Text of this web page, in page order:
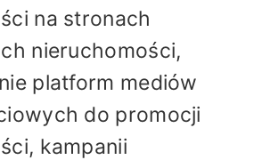
na stronach
nieruchomości,
platform mediów
do promocji
kampanii